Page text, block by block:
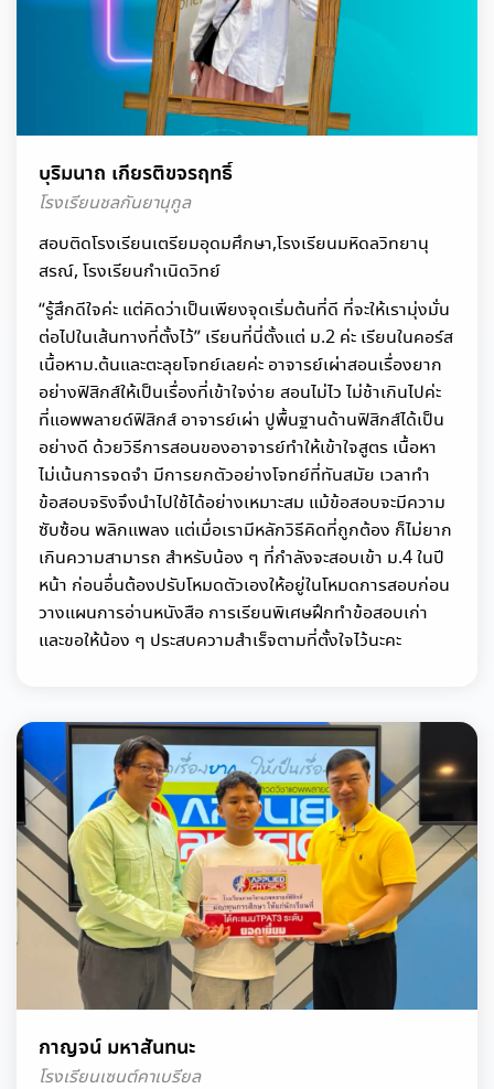
บุริมนาถ เกียรติขจรฤทธิ์
โรงเรียนชลกันยานุกูล
สอบติดโรงเรียนเตรียมอุดมศึกษา,โรงเรียนมหิดลวิทยานุ
สรณ์, โรงเรียนกำเนิดวิทย์
“รู้สึกดีใจค่ะ แต่คิดว่าเป็นเพียงจุดเริ่มต้นที่ดี ที่จะให้เรามุ่งมั่น
ต่อไปในเส้นทางที่ตั้งไว้” เรียนที่นี่ตั้งแต่ ม.2 ค่ะ เรียนในคอร์ส
เนื้อหาม.ต้นและตะลุยโจทย์เลยค่ะ อาจารย์เผ่าสอนเรื่องยาก
อย่างฟิสิกส์ให้เป็นเรื่องที่เข้าใจง่าย สอนไม่ไว ไม่ช้าเกินไปค่ะ
ที่แอพพลายด์ฟิสิกส์ อาจารย์เผ่า ปูพื้นฐานด้านฟิสิกส์ได้เป็น
อย่างดี ด้วยวิธีการสอนของอาจารย์ทำให้เข้าใจสูตร เนื้อหา
ไม่เน้นการจดจำ มีการยกตัวอย่างโจทย์ที่ทันสมัย เวลาทำ
ข้อสอบจริงจึงนำไปใช้ได้อย่างเหมาะสม แม้ข้อสอบจะมีความ
ซับซ้อน พลิกแพลง แต่เมื่อเรามีหลักวิธีคิดที่ถูกต้อง ก็ไม่ยาก
เกินความสามารถ สำหรับน้อง ๆ ที่กำลังจะสอบเข้า ม.4 ในปี
หน้า ก่อนอื่นต้องปรับโหมดตัวเองให้อยู่ในโหมดการสอบก่อน
วางแผนการอ่านหนังสือ การเรียนพิเศษฝึกทำข้อสอบเก่า
และขอให้น้อง ๆ ประสบความสำเร็จตามที่ตั้งใจไว้นะคะ
กาญจน์ มหาสันทนะ
โรงเรียนเซนต์คาเบรียล